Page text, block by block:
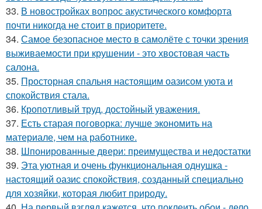
33. В новостройках вопрос акустического комфорта
почти никогда не стоит в приоритете.
34. Самое безопасное место в самолёте с точки зрения
выживаемости при крушении - это хвостовая часть
салона.
35. Просторная спальня настоящим оазисом уюта и
спокойствия стала.
36. Кропотливый труд, достойный уважения.
37. Есть старая поговорка: лучше экономить на
материале, чем на работнике.
38. Шпонированные двери: преимущества и недостатки
39. Эта уютная и очень функциональная однушка -
настоящий оазис спокойствия, созданный специально
для хозяйки, которая любит природу.